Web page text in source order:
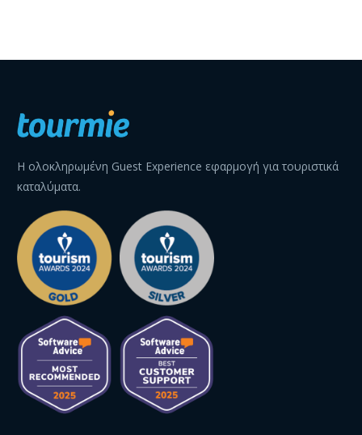
Η ολοκληρωμένη Guest Experience εφαρμογή για τουριστικά
καταλύματα.